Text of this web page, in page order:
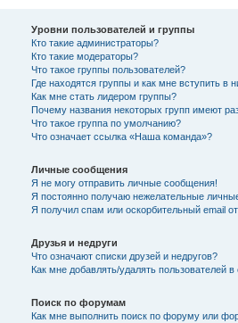
Уровни пользователей и группы
Кто такие администраторы?
Кто такие модераторы?
Что такое группы пользователей?
Где находятся группы и как мне вступить в
Как мне стать лидером группы?
Почему названия некоторых групп имеют
Что такое группа по умолчанию?
Что означает ссылка «Наша команда»?
Личные сообщения
Я не могу отправить личные сообщения!
Я постоянно получаю нежелательные
Я получил спам или оскорбительный email
Друзья и недруги
Что означают списки друзей и недругов?
Как мне добавлять/удалять пользователей
Поиск по форумам
Как мне выполнить поиск по форуму или